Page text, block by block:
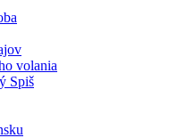
volania
Spiš